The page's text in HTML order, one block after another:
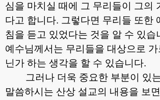
심을 마치실 때에 그 무리들이 그의
다고 합니다. 그렇다면 무리들 또한
침을 듣고 있었다는 것을 알 수 있습
예수님께서는 무리들을 대상으로
닌가 하는 생각을 할 수 있습니다.
그러나 더욱 중요한 부분이 있
말씀하시는 산상 설교의 내용을 보